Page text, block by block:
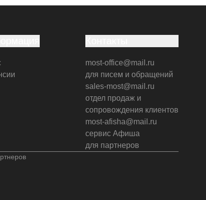
most-office@mail.ru
для писем и обращений
sales-most@mail.ru
отдел продаж и
сопровождения клиентов
most-afisha@mail.ru
сервис Афиша
для партнеров